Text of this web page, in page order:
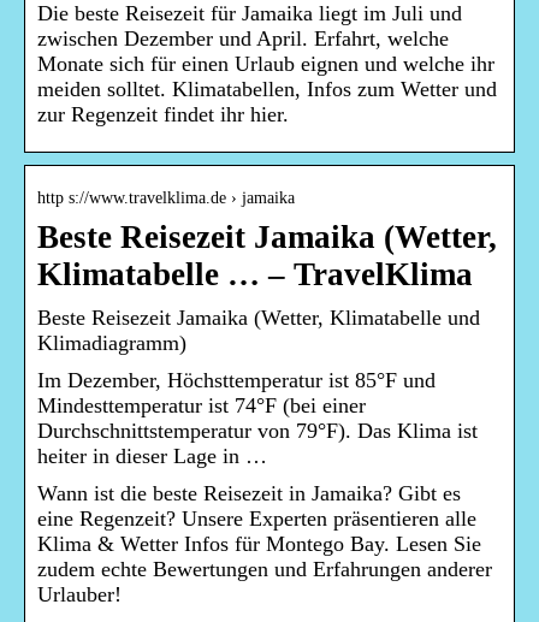
Die beste Reisezeit für Jamaika liegt im Juli und
zwischen Dezember und April. Erfahrt, welche
Monate sich für einen Urlaub eignen und welche ihr
meiden solltet. Klimatabellen, Infos zum Wetter und
zur Regenzeit findet ihr hier.
http s://www.travelklima.de › jamaika
Beste Reisezeit Jamaika (Wetter,
Klimatabelle … – TravelKlima
Beste Reisezeit Jamaika (Wetter, Klimatabelle und
Klimadiagramm)
Im Dezember, Höchsttemperatur ist 85°F und
Mindesttemperatur ist 74°F (bei einer
Durchschnittstemperatur von 79°F). Das Klima ist
heiter in dieser Lage in …
Wann ist die beste Reisezeit in Jamaika? Gibt es
eine Regenzeit? Unsere Experten präsentieren alle
Klima & Wetter Infos für Montego Bay. Lesen Sie
zudem echte Bewertungen und Erfahrungen anderer
Urlauber!